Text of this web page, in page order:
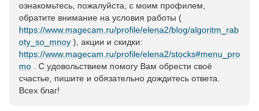
ознакомьтесь, пожалуйста, с моим профилем,
обратите внимание на условия работы (
https://www.magecam.ru/profile/elena2/blog/algoritm_rab
oty_so_mnoy ), акции и скидки:
https://www.magecam.ru/profile/elena2/stocks#menu_pro
mo . С удовольствием помогу Вам обрести своё
счастье, пишите и обязательно дождитесь ответа.
Всех благ!